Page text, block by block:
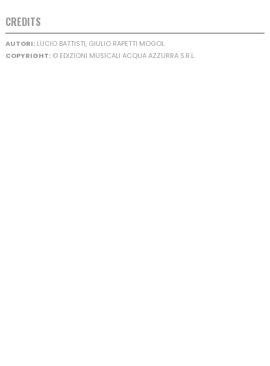
CREDITS
AUTORI:LUCIO BATTISTI, GIULIO RAPETTI MOGOL
COPYRIGHT:© EDIZIONI MUSICALI ACQUA AZZURRA S.R.L.